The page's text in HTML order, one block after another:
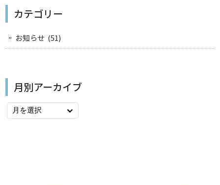
カテゴリー
お知らせ (51)
月別アーカイブ